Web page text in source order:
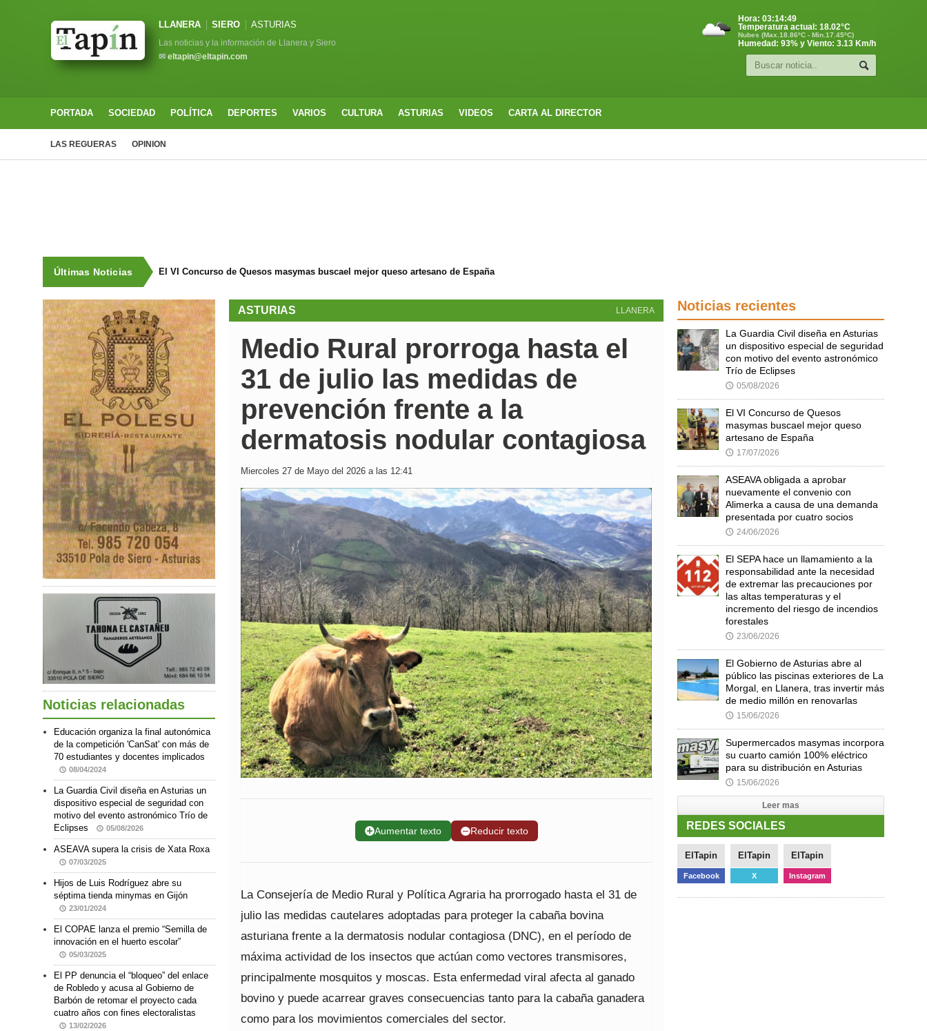
LLANERA SIERO ASTURIAS
Las noticias y la información de Llanera y Siero
✉ eltapin@eltapin.com
Hora: 03:14:50
Temperatura actual: 18.02°C
Nubes (Max.18.86ºC - Min.17.45ºC)
Humedad: 93% y Viento: 3.13 Km/h
PORTADA SOCIEDAD POLÍTICA DEPORTES VARIOS CULTURA ASTURIAS VIDEOS CARTA AL DIRECTOR
LAS REGUERAS OPINION
Últimas Noticias El VI Concurso de Quesos masymas buscael mejor queso artesano de España
LLANERA
ASTURIAS
Medio Rural prorroga hasta el
31 de julio las medidas de
prevención frente a la
dermatosis nodular contagiosa
Miercoles 27 de Mayo del 2026 a las 12:41
➕Aumentar texto ➖Reducir texto
La Consejería de Medio Rural y Política Agraria ha prorrogado hasta el 31 de
julio las medidas cautelares adoptadas para proteger la cabaña bovina
asturiana frente a la dermatosis nodular contagiosa (DNC), en el período de
máxima actividad de los insectos que actúan como vectores transmisores,
principalmente mosquitos y moscas. Esta enfermedad viral afecta al ganado
bovino y puede acarrear graves consecuencias tanto para la cabaña ganadera
como para los movimientos comerciales del sector.
Noticias relacionadas
Educación organiza la final autonómica
de la competición 'CanSat' con más de
70 estudiantes y docentes implicados
08/04/2024
La Guardia Civil diseña en Asturias un
dispositivo especial de seguridad con
motivo del evento astronómico Trío de
Eclipses
05/08/2026
ASEAVA supera la crisis de Xata Roxa
07/03/2025
Hijos de Luis Rodríguez abre su
séptima tienda minymas en Gijón
23/01/2024
El COPAE lanza el premio “Semilla de
innovación en el huerto escolar”
05/03/2025
El PP denuncia el “bloqueo” del enlace
de Robledo y acusa al Gobierno de
Barbón de retomar el proyecto cada
cuatro años con fines electoralistas
13/02/2026
Noticias recientes
La Guardia Civil diseña en Asturias
un dispositivo especial de seguridad
con motivo del evento astronómico
Trío de Eclipses
🕔 05/08/2026
El VI Concurso de Quesos
masymas buscael mejor queso
artesano de España
🕔 17/07/2026
ASEAVA obligada a aprobar
nuevamente el convenio con
Alimerka a causa de una demanda
presentada por cuatro socios
🕔 24/06/2026
El SEPA hace un llamamiento a la
responsabilidad ante la necesidad
de extremar las precauciones por
las altas temperaturas y el
incremento del riesgo de incendios
forestales
🕔 23/06/2026
El Gobierno de Asturias abre al
público las piscinas exteriores de La
Morgal, en Llanera, tras invertir más
de medio millón en renovarlas
🕔 15/06/2026
Supermercados masymas incorpora
su cuarto camión 100% eléctrico
para su distribución en Asturias
🕔 15/06/2026
Leer mas
REDES SOCIALES
ElTapin
Facebook
ElTapin
X
ElTapin
Instagram